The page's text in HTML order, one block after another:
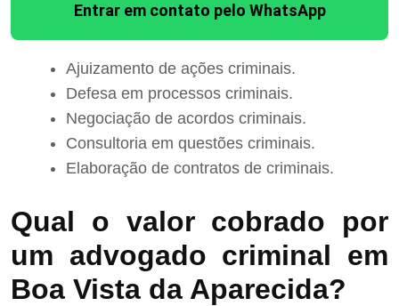
Entrar em contato pelo WhatsApp
Ajuizamento de ações criminais.
Defesa em processos criminais.
Negociação de acordos criminais.
Consultoria em questões criminais.
Elaboração de contratos de criminais.
Qual o valor cobrado por
um advogado criminal em
Boa Vista da Aparecida?